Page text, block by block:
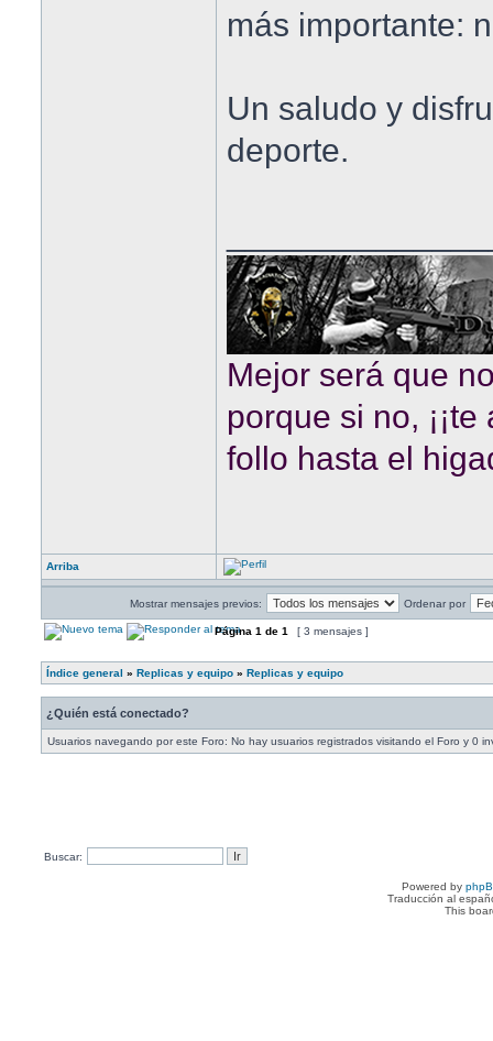
más importante:
Un saludo y
deporte.
Mejor será que
porque si no,
follo hasta el
Arriba
Mostrar mensajes previos: Ordenar por
Página 1 de 1 [ 3 mensajes ]
Índice general » Replicas y equipo » Replicas y equipo
¿Quién está conectado?
Usuarios navegando por este Foro: No hay usuarios registrados visitando el Foro y 0
Buscar:
Powered by
Traducción al
This